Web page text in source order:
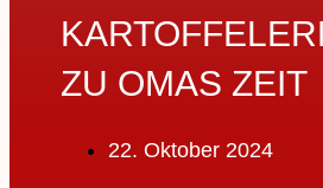
ZU OMAS ZEIT
22. Oktober 2024